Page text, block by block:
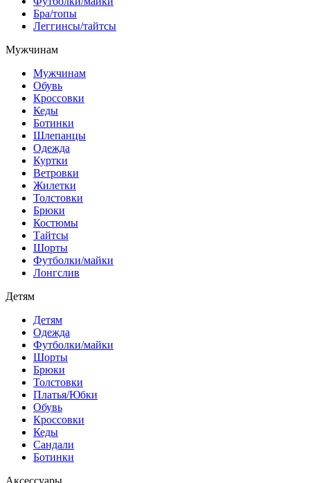
Бра/топы
Леггинсы/тайтсы
Мужчинам
Мужчинам
Обувь
Кроссовки
Кеды
Ботинки
Шлепанцы
Одежда
Куртки
Ветровки
Жилетки
Толстовки
Брюки
Костюмы
Тайтсы
Шорты
Футболки/майки
Лонгслив
Детям
Детям
Одежда
Футболки/майки
Шорты
Брюки
Толстовки
Платья/Юбки
Обувь
Кроссовки
Кеды
Сандали
Ботинки
Аксессуары